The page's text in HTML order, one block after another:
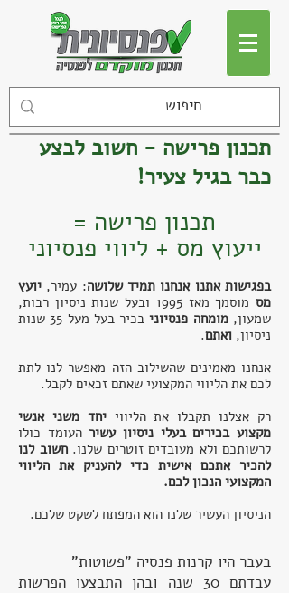
תכנון פרישה - חשוב לבצע
כבר בגיל צעיר!
תכנון פרישה =
ייעוץ מס + ליווי פנסיוני
בפגישות אתנו אנחנו תמיד שלושה: עמיר, יועץ
מסמוסמך מאז 1995 ו
בעל שנות ניסיון רבות,
שמעון,מומחה פנסיוני
בכיר בעל מעל 35 שנות
ניסיון, ואתם.
אנחנו מאמינים שהשילוב הזה מאפשר לנו לתת
לכם את הליווי המקצועי שאתם זכאים לקבל.
רק אצלנו תקבלו את הליווייחד משני אנשי
מקצוע בכירים בעלי ניסיון עשיר העומד כולו
לרשותכם ולא מעובדים זוטרים שלנו.חשוב לנו
להכיר אתכם אישית כדי להעניק את הליווי
המקצועי הנכון לכם.
הניסיון העשיר שלנו הוא המפתח לשקט שלכם.
בעבר היו קרנות פנסיה "פשוטות"
עבדתם 30 שנה ובהן התבצעו הפרשות